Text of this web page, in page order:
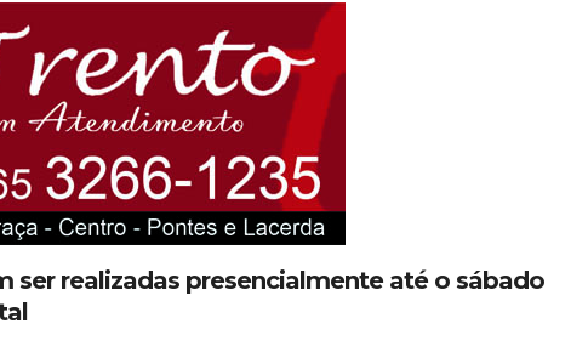
ser realizadas presencialmente até o sábado